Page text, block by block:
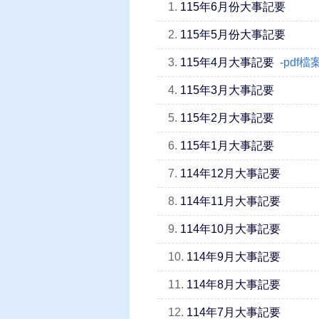
1. 115年6月份大事記要
2. 115年5月份大事記要
3. 115年4月大事記要 -pdf檔
4. 115年3月大事記要
5. 115年2月大事記要
6. 115年1月大事記要
7. 114年12月大事記要
8. 114年11月大事記要
9. 114年10月大事記要
10. 114年9月大事記要
11. 114年8月大事記要
12. 114年7月大事記要